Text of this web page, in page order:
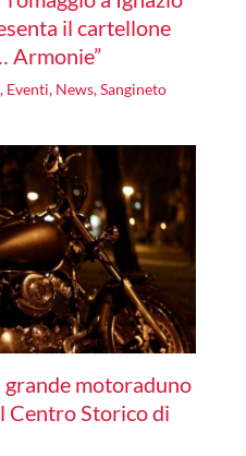
il cartellone
Armonie”
, Eventi, News,Sangineto
grande motoraduno
Centro Storico di